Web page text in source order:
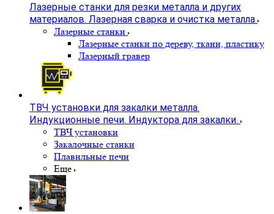
Лазерные станки для резки металла и других
материалов. Лазерная сварка и очистка металла
Лазерные станки
Лазерные станки по дереву, ткани, пластику
Лазерный гравер
ТВЧ установки для закалки металла.
Индукционные печи. Индуктора для закалки.
ТВЧ установки
Закалочные станки
Плавильные печи
Еще